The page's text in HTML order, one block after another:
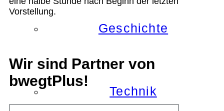
Geschichte
Technik
Vorstellung.
Wir sind Partner von
bwegtPlus!